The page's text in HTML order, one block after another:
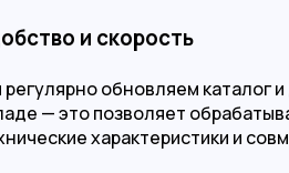
и скорость
обновляем каталог
— это позволяет
характеристики и